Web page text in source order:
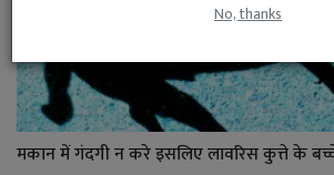
No, thanks
मकान में गंदगी न करे इसलिए लावरिस कुत्ते के